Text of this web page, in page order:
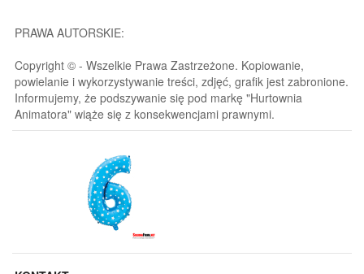
PRAWA AUTORSKIE:
Copyright © - Wszelkie Prawa Zastrzeżone. Kopiowanie,
powielanie i wykorzystywanie treści, zdjęć, grafik jest zabronione.
Informujemy, że podszywanie się pod markę "Hurtownia
Animatora" wiąże się z konsekwencjami prawnymi.